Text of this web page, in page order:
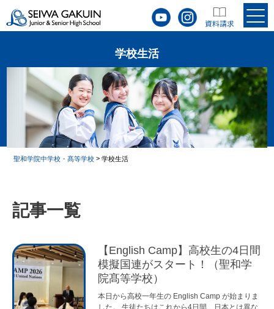
学校生活
聖和学院中学校・髙等学校 >学校生活
記事一覧
【English Camp】高校生の4日間
模擬国連がスタート！（聖和学
院髙等学校）
本日から高校一年生の English Camp が始まりま